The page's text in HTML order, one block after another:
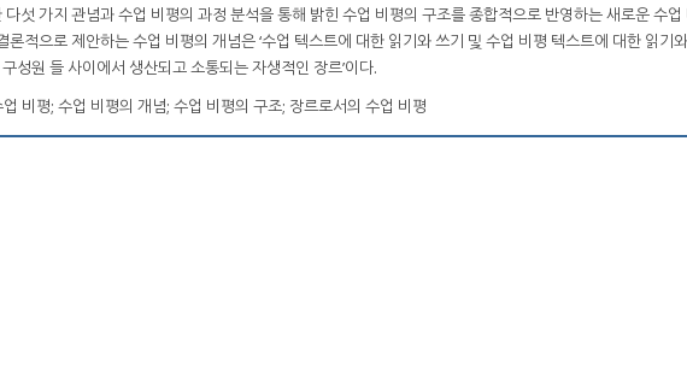
다섯 가지 관념과 수업 비평의 과정 분석을 통해 밝힌 수업 비평의 구조를 종합적으로 반영하는 새로운 수
론적으로 제안하는 수업 비평의 개념은 ‘수업 텍스트에 대한 읽기와 쓰기 및 수업 비평 텍스트에 대한 읽기
성원 들 사이에서 생산되고 소통되는 자생적인 장르’이다.
비평; 수업 비평의 개념; 수업 비평의 구조; 장르로서의 수업 비평